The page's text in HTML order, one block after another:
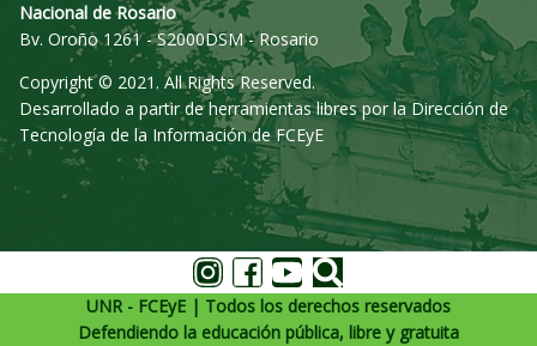
Nacional de Rosario
Bv. Oroño 1261 - S2000DSM - Rosario
Copyright © 2021. All Rights Reserved.
Desarrollado a partir de herramientas libres por la Dirección de
Tecnología de la Información de FCEyE
UNR - FCEyE | Todos los derechos reservados
Defendiendo la educación pública, libre y gratuita